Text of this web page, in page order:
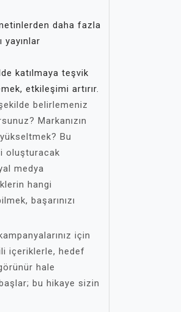
daha fazla
yayınlar
katılmaya teşvik
etkileşimi artırır.
belirlemeniz
Markanızın
Bu
oluşturacak
medya
hangi
başarınızı
için
içeriklerle, hedef
hale
bu hikaye sizin